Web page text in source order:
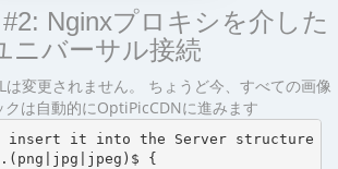
Nginxプロキシを介した
ニバーサル接続
は変更されません。 ちょうど今、すべての画像
クは自動的にOptiPicCDNに進みます
insert it into the Server structure
{